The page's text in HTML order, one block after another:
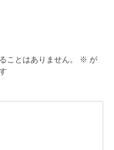
ことはありません。 ※ が